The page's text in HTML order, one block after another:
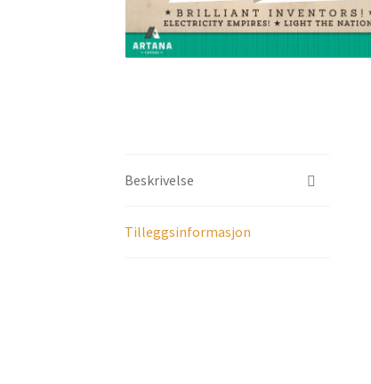
Beskrivelse
Tilleggsinformasjon